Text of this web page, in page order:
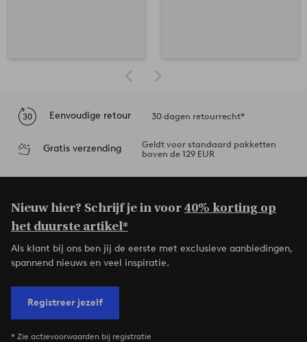
Eenvoudige retour 30 dagen retourrecht*
Gratis verzending
Geldt voor standaard pakketten
boven de 129 EUR
Nieuw hier? Schrijf je in voor40% korting op
het duurste artikel*
Als klant bij ons ben jij de eerste met exclusieve aanbiedingen,
spannend nieuws en veel inspiratie.
Registreer jezelf
* Zie actievoorwaarden bij registratie